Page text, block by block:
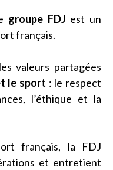
groupe FDJ est un
français.
valeurs partagées
le sport : le respect
l’éthique et la
français, la FDJ
et entretient